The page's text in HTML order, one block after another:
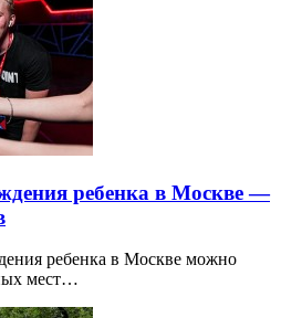
ребенка в Москве —
ребенка в Москве можно
мест…